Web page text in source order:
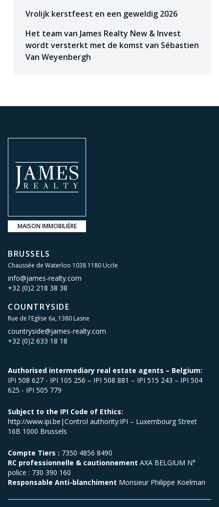
Vrolijk kerstfeest en een geweldig 2026
Het team van James Realty New & Invest
wordt versterkt met de komst van Sébastien
Van Weyenbergh
MAISON IMMOBILIÈRE
BRUSSELS
Chaussée de Waterloo 1038 1180 Uccle
info@james-realty.com
+32 (0)2 218 38 38
COUNTRYSIDE
Rue de l'Eglise 6a, 1380 Lasne
countryside@james-realty.com
+32 (0)2 633 18 18
Authorised intermediary real estate agents – Belgium:
IPI 508 627 - IPI 105 256 – IPI 508 881 – IPI 515 243 – IPI 504
625 - IPI 505 779
Subject to the IPI Code of Ethics:
http://www.ipi.be|Control authority:IPI – Luxembourg Street
16B 1000 Brussels
Compte Tiers : 7350 4856 8490
RC professionnelle & cautionnement AXA BELGIUM N°
police : 730 390 160
Responsable Anti-blanchiment Monsieur Philippe Koelman